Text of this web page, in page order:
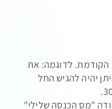
הקודמת. לדוגמה: את
הבקשה עבור שנת המס 2025 ניתן יהיה להגיש החל
"מס הכנסה שלילי"